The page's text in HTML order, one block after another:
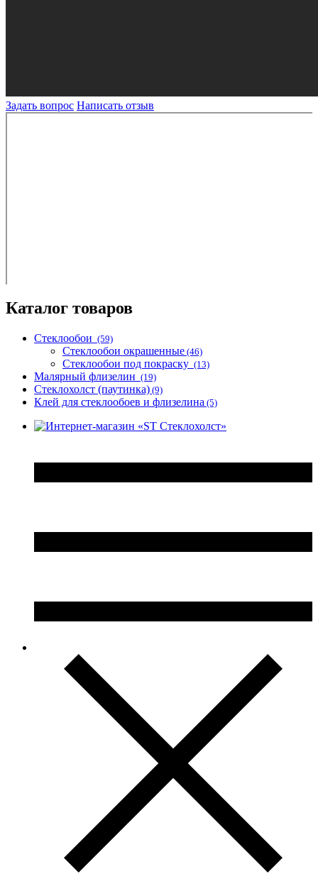
Задать вопрос Написать отзыв
Каталог товаров
Стеклообои (59)
Стеклообои окрашенные (46)
Стеклообои под покраску (13)
Малярный флизелин (19)
Стеклохолст (паутинка) (9)
Клей для стеклообоев и флизелина (5)